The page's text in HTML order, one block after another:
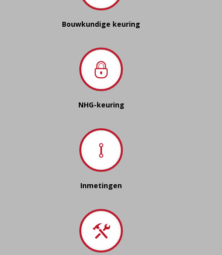
Bouwkundige keuring
NHG-keuring
Inmetingen